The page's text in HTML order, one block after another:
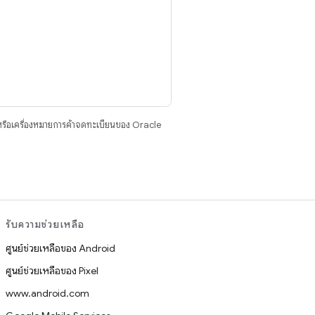
อเครื่องหมายการค้าจดทะเบียนของ Oracle
รับความช่วยเหลือ
ศูนย์ช่วยเหลือของ Android
ศูนย์ช่วยเหลือของ Pixel
www.android.com